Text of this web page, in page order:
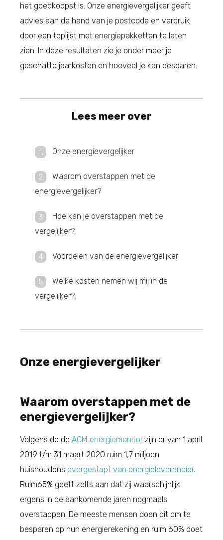
het goedkoopst is. Onze energievergelijker geeft
advies aan de hand van je postcode en verbruik
door een toplijst met energiepakketten te laten
zien. In deze resultaten zie je onder meer je
geschatte jaarkosten en hoeveel je kan besparen.
Lees meer over
Onze energievergelijker
Waarom overstappen met de
energievergelijker?
Hoe kan je overstappen met de
vergelijker?
Voordelen van de energievergelijker
Welke kosten nemen wij mij in de
vergelijker?
Onze energievergelijker
Waarom overstappen met de
energievergelijker?
Volgens de de ACM energiemonitor zijn er van 1 april
2019 t/m 31 maart 2020 ruim 1,7 miljoen
huishoudens overgestapt van energieleverancier.
Ruim65% geeft zelfs aan dat zij waarschijnlijk
ergens in de aankomende jaren nogmaals
overstappen. De meeste mensen doen dit om te
besparen op hun energierekening en ruim 60% doet